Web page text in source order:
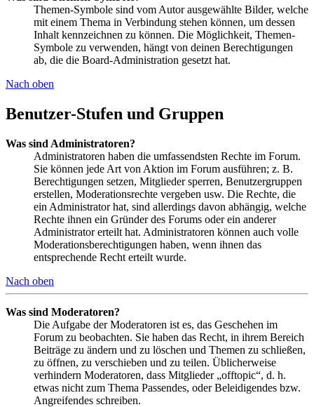
Themen-Symbole sind vom Autor ausgewählte Bilder, welche
mit einem Thema in Verbindung stehen können, um dessen
Inhalt kennzeichnen zu können. Die Möglichkeit, Themen-
Symbole zu verwenden, hängt von deinen Berechtigungen
ab, die die Board-Administration gesetzt hat.
Nach oben
Benutzer-Stufen und Gruppen
Was sind Administratoren?
Administratoren haben die umfassendsten Rechte im Forum.
Sie können jede Art von Aktion im Forum ausführen; z. B.
Berechtigungen setzen, Mitglieder sperren, Benutzergruppen
erstellen, Moderationsrechte vergeben usw. Die Rechte, die
ein Administrator hat, sind allerdings davon abhängig, welche
Rechte ihnen ein Gründer des Forums oder ein anderer
Administrator erteilt hat. Administratoren können auch volle
Moderationsberechtigungen haben, wenn ihnen das
entsprechende Recht erteilt wurde.
Nach oben
Was sind Moderatoren?
Die Aufgabe der Moderatoren ist es, das Geschehen im
Forum zu beobachten. Sie haben das Recht, in ihrem Bereich
Beiträge zu ändern und zu löschen und Themen zu schließen,
zu öffnen, zu verschieben und zu teilen. Üblicherweise
verhindern Moderatoren, dass Mitglieder „offtopic“, d. h.
etwas nicht zum Thema Passendes, oder Beleidigendes bzw.
Angreifendes schreiben.